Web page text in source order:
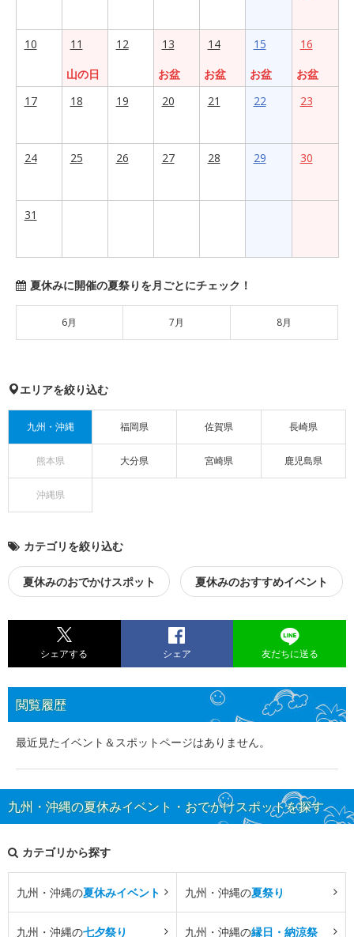
10
11
山の日
12
13
お盆
14
お盆
15
お盆
16
お盆
17
18 19 20 21 22 23
24 25 26 27 28 29 30
31
夏休みに開催の夏祭りを月ごとにチェック！
6月 7月 8月
エリアを絞り込む
九州・沖縄 福岡県 佐賀県 長崎県
熊本県 大分県 宮崎県 鹿児島県
沖縄県
カテゴリを絞り込む
夏休みのおでかけスポット 夏休みのおすすめイベント
シェアする シェア 友だちに送る
閲覧履歴
最近見たイベント＆スポットページはありません。
九州・沖縄の夏休みイベント・おでかけスポットを探す
カテゴリから探す
九州・沖縄の夏休みイベント 九州・沖縄の夏祭り
九州・沖縄の七夕祭り 九州・沖縄の縁日・納涼祭